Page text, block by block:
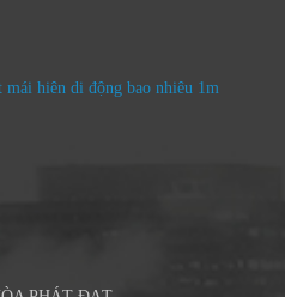
hiên di động bao nhiêu 1m